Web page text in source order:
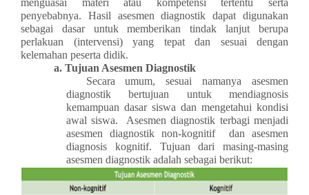
penyebabnya. Hasil asesmen diagnostik dapat digunakan
sebagai dasar untuk memberikan tindak lanjut berupa
perlakuan (intervensi) yang tepat dan sesuai dengan
kelemahan peserta didik.
a. Tujuan Asesmen Diagnostik
Secara umum, sesuai namanya asesmen
diagnostik bertujuan untuk mendiagnosis
kemampuan dasar siswa dan mengetahui kondisi
awal siswa. Asesmen diagnostik terbagi menjadi
asesmen diagnostik non-kognitif dan asesmen
diagnosis kognitif. Tujuan dari masing-masing
asesmen diagnostik adalah sebagai berikut: